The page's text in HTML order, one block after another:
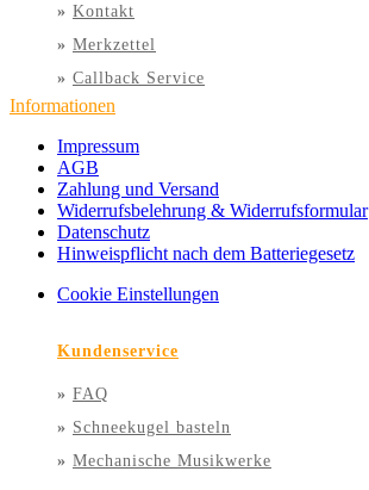
» Kontakt
» Merkzettel
» Callback Service
Informationen
Impressum
AGB
Zahlung und Versand
Widerrufsbelehrung & Widerrufsformular
Datenschutz
Hinweispflicht nach dem Batteriegesetz
Cookie Einstellungen
Kundenservice
» FAQ
» Schneekugel basteln
» Mechanische Musikwerke